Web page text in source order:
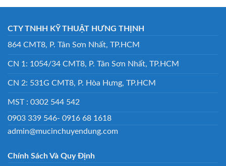
CTY TNHH KỸ THUẬT HƯNG THỊNH
864 CMT8, P. Tân Sơn Nhất, TP.HCM
CN 1: 1054/34 CMT8, P. Tân Sơn Nhất, TP.HCM
CN 2: 531G CMT8, P. Hòa Hưng, TP.HCM
MST : 0302 544 542
0903 339 546- 0916 68 1618
admin@mucinchuyendung.com
Chính Sách Và Quy Định